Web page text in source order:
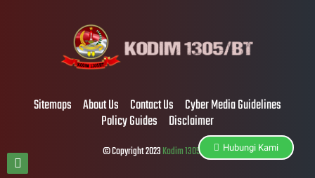
Sitemaps About Us Contact Us Cyber Media Guidelines
Policy Guides Disclaimer
© Copyright 2023Kodim 1305/BT Hubungi Kami